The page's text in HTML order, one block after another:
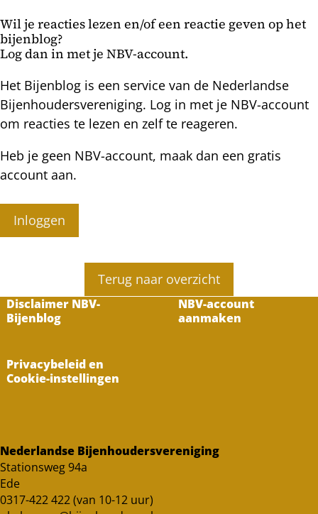
komt
Wil je reacties lezen en/of een reactie geven op het
bijenblog?
Log dan in met je NBV-account.
Het Bijenblog is een service van de Nederlandse
Bijenhoudersvereniging. Log in met je NBV-account
om reacties te lezen en zelf te reageren.
Heb je geen NBV-account, maak dan een gratis
account aan.
Inloggen
Terug naar overzicht
Disclaimer NBV-
Bijenblog
NBV-account
aanmaken
Privacybeleid en
Cookie-instellingen
Nederlandse Bijenhoudersvereniging
Stationsweg 94a
Ede
0317-422 422 (van 10-12 uur)